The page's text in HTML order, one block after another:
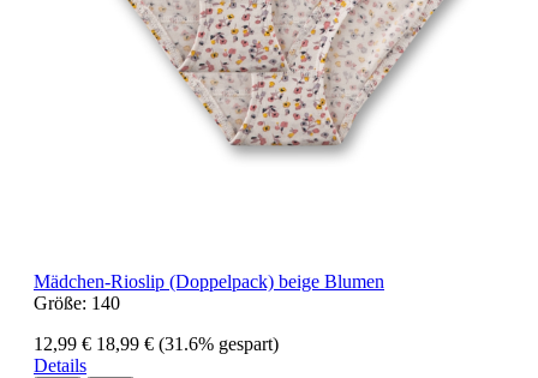
Mädchen-Rioslip (Doppelpack) beige Blumen
Größe: 140
12,99 € 18,99 € (31.6% gespart)
Details